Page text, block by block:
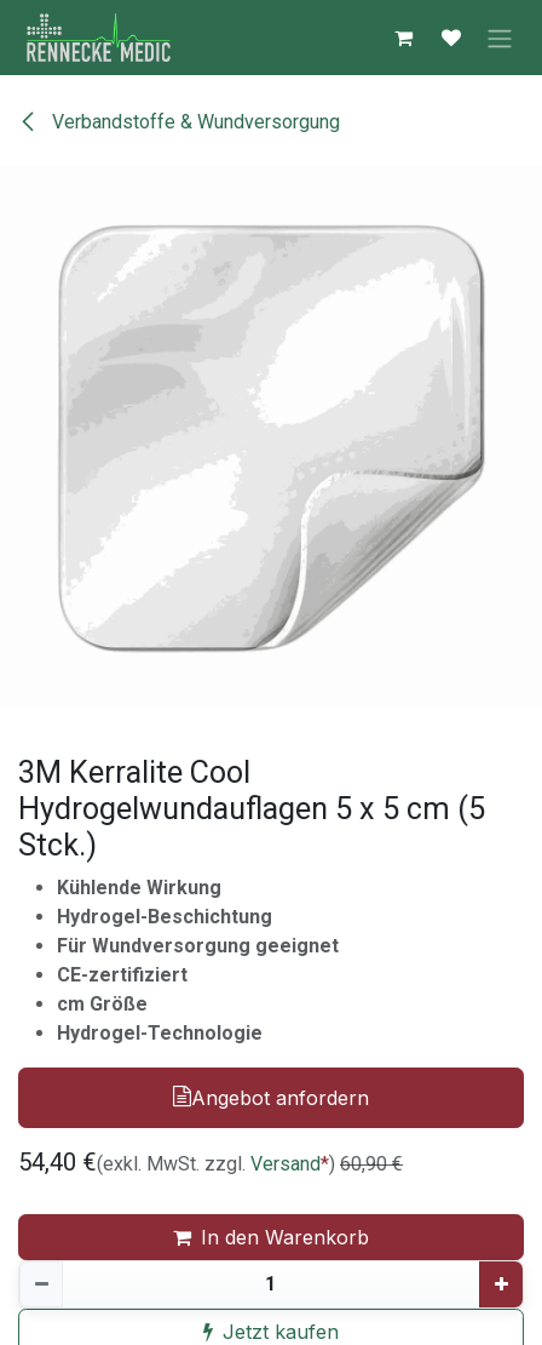
Zum Inhalt springen
Verbandstoffe & Wundversorgung
3M Kerralite Cool
Hydrogelwundauflagen 5 x 5 cm (5
Stck.)
Kühlende Wirkung
Hydrogel-Beschichtung
Für Wundversorgung geeignet
CE-zertifiziert
cm Größe
Hydrogel-Technologie
Angebot anfordern
54,40 €(exkl. MwSt. zzgl. Versand*) 60,90€
In den Warenkorb
Jetzt kaufen